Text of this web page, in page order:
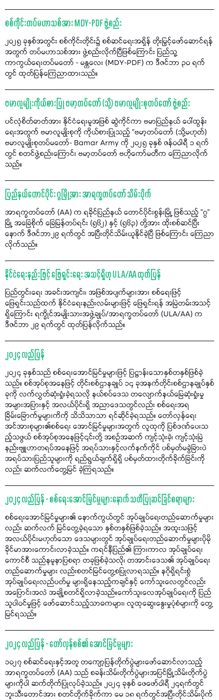
စစ်ကိုင်းတပ်မဟာသစ်အား MDY-PDF ဖွဲ့စည်း
၂၀၂၅ ခုနှစ်အတွင်း စစ်ကိုင်းတိုင်း၌ စစ်ဆင်ရေးအရှိန် တိုးမြှင့်ဖော်ဆောင်ရန်
အတွက် တပ်မဟာသစ်အား ဖွဲ့စည်းလိုက်ပြီဖြစ်ကြောင်း ပြည်သူ့
ကာကွယ်ရေးတပ်မတော် - မန္တလေး (MDY-PDF) က ဒီဇင်ဘာ ၃၀ ရက်
တွင် ထုတ်ပြန်ကြေညာထားသည်။
ဗမာလူမျိုးကိုယ်စားပြု ဗမာ့တပ်တော် (သို့) ဗမာလူမျိုးစုတပ်တော် ဖွဲ့စည်း
ပင်လုံစိတ်ဓာတ်အား နိုင်ငံရေးမူအဖြစ် ဆွဲကိုင်ကာ ဗမာပြည်နယ် ပေါ်ထွန်း
ရေးအတွက် ဗမာလူမျိုးစုကို ကိုယ်စားပြုသည့် "ဗမာ့တပ်တော် (သို့မဟုတ်)
ဗမာလူမျိုးစုတပ်မတော်- Bamar Army ကို ၂၀၂၅ ခုနှစ် ဇန်ဝဝါရီ ၁ ရက်
တွင် စတင်ဖွဲ့စည်းကြောင်း ဗမာ့တပ်တော် ဗဟိုကော်မတီက ကြေညာလိုက်
သည်။
ပြည်နယ်တောင်ပိုင်း ဂွမြို့အား အာရက္ခတပ်တော် သိမ်းပိုက်
အာရက္ခတပ်တော် (AA) က ရခိုင်ပြည်နယ် တောင်ပိုင်းစွန်းမြို့ ဖြစ်သည့် "ဂွ"
မြို့ အခြေစိုက် ခြေမြန်တပ်ရင်း (၅၆၂) နှင့် (၅၆၃) တို့အား ထိုးစစ်ဆင်ပြီး
နောက် ဒီဇင်ဘာ၂၉ ရက်တွင် အပြီးတိုင်သိမ်းယူနိုင်ခဲ့ပြီ ဖြစ်ကြောင်း ကြေညာ
လိုက်သည်။
နိုင်ငံရေးနည်းဖြင့် ဖြေရှင်းရေး အသင့်ရှိဟု ULA/AA ထုတ်ပြန်
ပြည်တွင်းရေး အခင်းအကျင်း၊ အဖြစ်အပျက်များအား စစ်ရေးဖြင့်
ဖြေရှင်းသည်ထက် နိုင်ငံရေးနည်းလမ်းများဖြင့် ဖြေရှင်းရန် အမြဲတမ်းအသင့်
ရှိကြောင်း ရက္ခိုင်အမျိုးသားအဖွဲ့ချုပ်/အာရက္ခတပ်တော် (ULA/AA) က
ဒီဇင်ဘာ ၂၉ ရက်တွင် ထုတ်ပြန်လိုက်သည်။
၂၀၂၄ လည်ပြန်
၂၀၂၄ ခုနှစ်သည် စစ်ရေးအောင်မြင်မှုများဖြင့် ပြဋ္ဌာန်းသောနှစ်တနှစ်ဖြစ်ခဲ့
သည်။ စစ်အုပ်စုအနေဖြင့် တိုင်းစစ်ဌာနချုပ် ၁၄ ခုအနက်တိုင်းစစ်ဌာနချုပ်နှစ်
ခုကို လက်လွှတ်ဆုံးရှုံးခဲ့ရသလို နယ်စပ်ဒေသ တလျောက်နယ်မြေဆုံးရှုံးမှု
အများအပြားနှင့် အလယ်ပိုင်းရှိ အညာဒေသတွင်လည်း စစ်ရေးအရ
ခြိမ်းခြောက်မှုများကိကို သိသိသာသာ ရင်ဆိုင်ခဲ့ရသည်။ တော်လှန်ရေး
အင်အားစုများ၏စစ်ရေး အောင်မြင်မှုများအတွက် လူထုကို ပြစ်ဒဏ်ပေးသ
ည့်သဖွယ် စစ်အုပ်စုအနေဖြင့်၎င်းတို့ အစဉ်အဆက် ကျင့်သုံးခဲ့၊ ကျင့်သုံးမြဲ
နည်းဗျူဟာတရပ်အနေဖြင့် အရပ်သားနှင့်လက်နက်ကိုင် ပစ်မှတ်မခွဲခြားပဲ
အရပ်သားပြည်သူများကို ရည်ရွယ်ချက်ရှိရှိ ပစ်မှတ်ထားတိုက်ခိုက်ခြင်းကို
လည်း ဆက်လက်တွေ့မြင် ခဲ့ကြရသည်။
၂၀၂၄ လည်ပြန် - စစ်ရေးအောင်မြင်မှုများနောက် သတိပြုဆင်ခြင်စရာများ
စစ်ရေးအောင်မြင်မှုများ၏ နောက်ကွယ်တွင် အုပ်ချုပ်ရေးတည်ဆောက်မှုများ
လည်း ဆက်လက် မြင်တွေ့ခဲ့ရသော နှစ်တနှစ်ဖြစ်ခဲ့သည်။ အထူးသဖြင့်
အလယ်ပိုင်းမဟုတ်သော ဒေသများတွင် အုပ်ချုပ်ရေးတည်ဆောက်မှုများပိုမို
ခိုင်မာအားကောင်းလာခဲ့သည်။ ကရင်နီပြည်၏ ကြားကာလ အုပ်ချုပ်ရေး
ကောင်စီ သည်နမူနာပြစရာ တခုဖြစ်ခဲ့သလို၊ တအာင်းဒေသ၏ အုပ်ချုပ်ရေး
တည်ဆောက်မှုများ လည်းစတင်မြင်တွေ့စပြုလာရသည်။ နဂိုရှိရင်းစွဲ
အုပ်ချုပ်ရေးလည်ပတ်မှု များရှိနေသည့်ကချင်နှင့် ကော်သူးလေတွင်လည်း
အပြောင်းအလဲ အချို့စတင်ရှိလာခဲ့သည်။ကော်သူးလေအုပ်ချုပ်ရေးကို ပြည်
သူပါဝင်မှုဖြင့် ဖော်ဆောင်သည့်သာဓကများ၊ လူထုဆွေးနွေးမှုပုံစံများကို တွေ့
မြင်ရသည်။
၂၀၂၄ လည်ပြန် - တော်လှန်စစ်၏ အောင်မြင်မှုများ
၁၀၂၇ စစ်ဆင်ရေးနှင့်အတူ တကျော့ပြန်တိုက်ပွဲများဖော်ဆောင်လာသည့်
အာရက္ခတပ်တော် (AA) သည် စခန်းသိမ်းတိုက်ပွဲများအပြင်မြို့သိမ်းတိုက်ပွဲ
များကိုပါ ဆက်တိုက်ပြုလုပ်ခဲ့သည်။ ၂၀၂၄ ခုနှစ် ဖေဖော်ဝါရီ ၂၄ရက်တွင်
ဘူးသီးတောင်အား စတင်တိုက်ခိုက်ကာ မေ ၁၈ ရက်တွင်အပြီးတိုင်သိမ်းပိုက်